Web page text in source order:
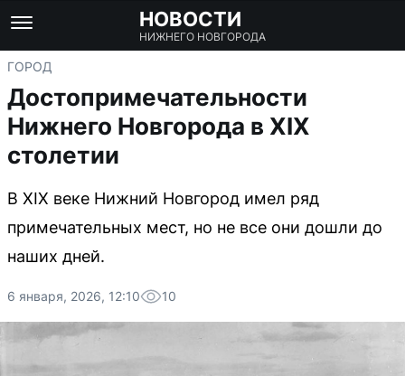
НОВОСТИ
НИЖНЕГО НОВГОРОДА
ГОРОД
Достопримечательности
Нижнего Новгорода в XIX
столетии
В XIX веке Нижний Новгород имел ряд
примечательных мест, но не все они дошли до
наших дней.
6 января, 2026, 12:10 10